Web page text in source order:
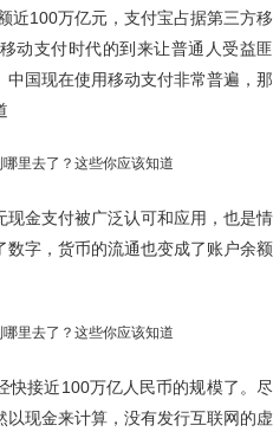
近100万亿元，支付宝占据第三方移
动支付时代的到来让普通人受益匪
国现在使用移动支付非常普遍，那
金支付被广泛认可和应用，也是情
字，货币的流通也变成了账户余额
快接近100万亿人民币的规模了。尽
现金来计算，没有发行互联网的虚